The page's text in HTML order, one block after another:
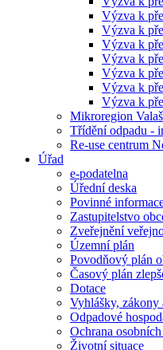
Výzva k
Výzva k
Výzva k
Výzva k
Výzva k
Výzva k
Výzva k
Mikroregion
Třídění odpadu -
Re-use centrum
Úřad
e-podatelna
Úřední deska
Povinné
Zastupitelstvo
Zveřejnění
Územní plán
Povodňový plán
Časový plán
Dotace
Vyhlášky, zákony
Odpadové
Ochrana
Životní situace